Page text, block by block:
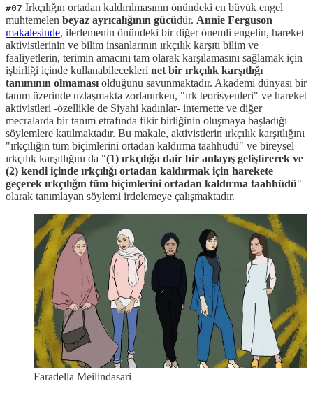
#07 Irkçılığın ortadan kaldırılmasının önündeki en büyük engel
muhtemelen beyaz ayrıcalığının gücüdür. Annie Ferguson
makalesinde, ilerlemenin önündeki bir diğer önemli engelin, hareket
aktivistlerinin ve bilim insanlarının ırkçılık karşıtı bilim ve
faaliyetlerin, terimin amacını tam olarak karşılamasını sağlamak için
işbirliği içinde kullanabilecekleri net bir ırkçılık karşıtlığı
tanımının olmaması olduğunu savunmaktadır. Akademi dünyası bir
tanım üzerinde uzlaşmakta zorlanırken, "ırk teorisyenleri" ve hareket
aktivistleri -özellikle de Siyahi kadınlar- internette ve diğer
mecralarda bir tanım etrafında fikir birliğinin oluşmaya başladığı
söylemlere katılmaktadır. Bu makale, aktivistlerin ırkçılık karşıtlığını
"ırkçılığın tüm biçimlerini ortadan kaldırma taahhüdü" ve bireysel
ırkçılık karşıtlığını da "(1) ırkçılığa dair bir anlayış geliştirerek ve
(2) kendi içinde ırkçılığı ortadan kaldırmak için harekete
geçerek ırkçılığın tüm biçimlerini ortadan kaldırma taahhüdü"
olarak tanımlayan söylemi irdelemeye çalışmaktadır.
Faradella Meilindasari